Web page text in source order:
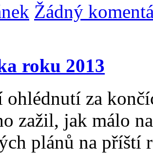
Žádný
roku 2013
ohlédnutí za
zažil, jak málo
plánů na příští